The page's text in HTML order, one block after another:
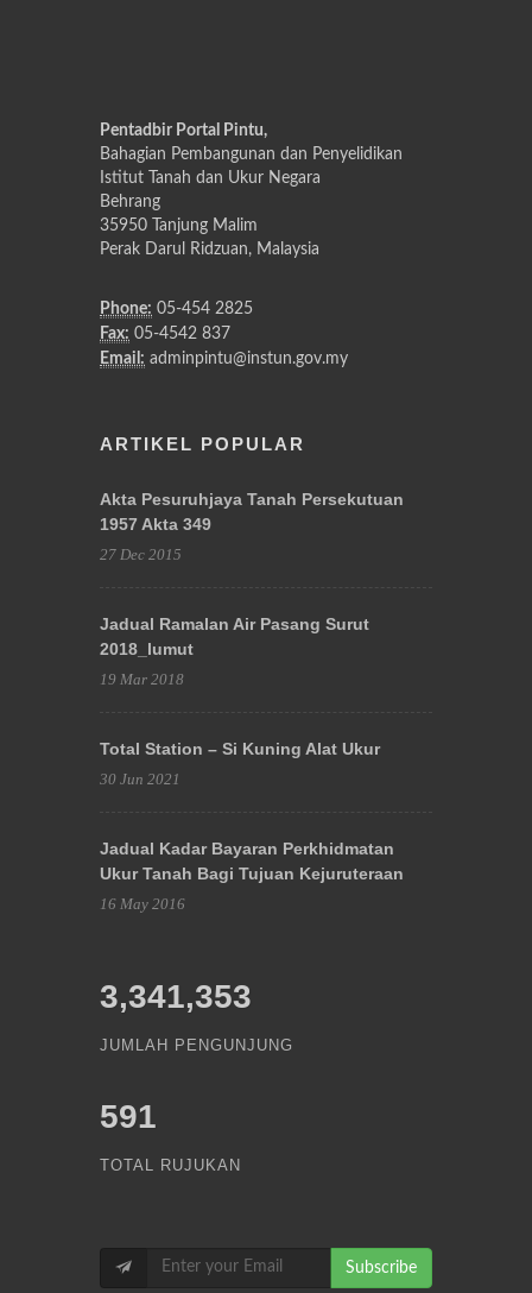
Pentadbir Portal Pintu,
Bahagian Pembangunan dan Penyelidikan
Istitut Tanah dan Ukur Negara
Behrang
35950 Tanjung Malim
Perak Darul Ridzuan, Malaysia
Phone: 05-454 2825
Fax: 05-4542 837
Email: adminpintu@instun.gov.my
ARTIKEL POPULAR
Akta Pesuruhjaya Tanah Persekutuan
1957 Akta 349
27 Dec 2015
Jadual Ramalan Air Pasang Surut
2018_lumut
19 Mar 2018
Total Station – Si Kuning Alat Ukur
30 Jun 2021
Jadual Kadar Bayaran Perkhidmatan
Ukur Tanah Bagi Tujuan Kejuruteraan
16 May 2016
3,341,353
JUMLAH PENGUNJUNG
591
TOTAL RUJUKAN
Subscribe